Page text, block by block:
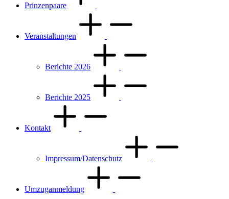
Prinzenpaare
Veranstaltungen
Berichte 2026
Berichte 2025
Kontakt
Impressum/Datenschutz
Umzuganmeldung